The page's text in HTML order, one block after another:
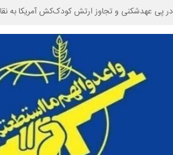
در پی عهدشکنی و تجاوز ارتش کودک‌کش آمریکا به